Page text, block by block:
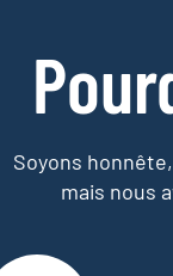
Soyons
mais nous